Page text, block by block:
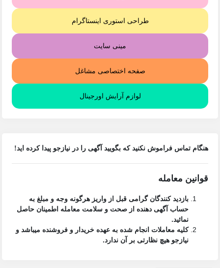
طراحی استوری اینستاگرام
مینی سایت
صفحه اختصاصی مشاغل
لوازم آرایش اورجینال
هنگام تماس فراموش نکنید که بگویید آگهی را درنیازجوپیدا کرده اید!
قوانین معامله
بازدید کنندگان گرامی قبل از واریز هرگونه وجه و مبلغ به
حساب آگهی دهنده از صحت و سلامت معامله اطمینان حاصل
نمائید.
کلیه معاملات انجام شده به عهده خریدار و فروشنده میباشد و
نیازجو هیچ نظارتی بر آن ندارد.